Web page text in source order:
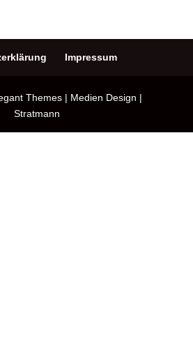
Impressum
Themes | Medien Design |
Stratmann